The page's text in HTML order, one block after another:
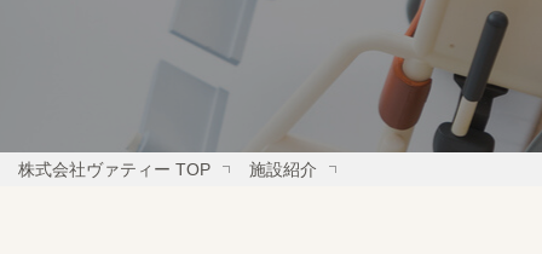
株式会社ヴァティー TOP 施設紹介